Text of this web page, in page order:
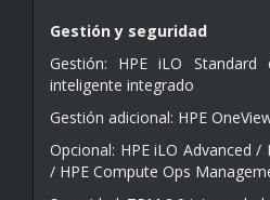
Gestión y seguridad
Gestión: HPE iLO Standard
inteligente integrado
Gestión adicional: HPE
Opcional: HPE iLO Advanced /
/ HPE Compute Ops